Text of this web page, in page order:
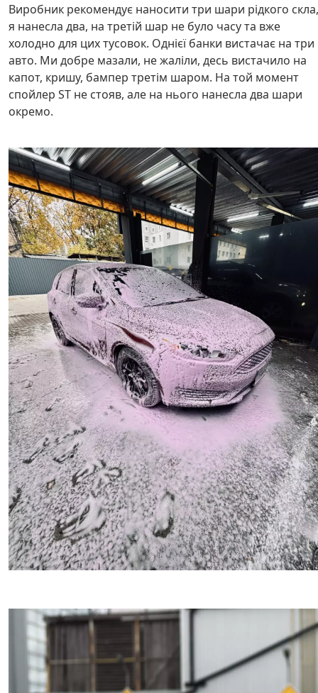
Виробник рекомендує наносити три шари рідкого скла,
я нанесла два, на третій шар не було часу та вже
холодно для цих тусовок. Однієї банки вистачає на три
авто. Ми добре мазали, не жаліли, десь вистачило на
капот, кришу, бампер третім шаром. На той момент
спойлер ST не стояв, але на нього нанесла два шари
окремо.